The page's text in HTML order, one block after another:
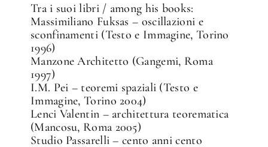
Tra i suoi libri / among his books:
Massimiliano Fuksas – oscillazioni e
sconfinamenti (Testo e Immagine, Torino
1996)
Manzone Architetto (Gangemi, Roma
1997)
I.M. Pei – teoremi spaziali (Testo e
Immagine, Torino 2004)
Lenci Valentin – architettura teorematica
(Mancosu, Roma 2005)
Studio Passarelli – cento anni cento